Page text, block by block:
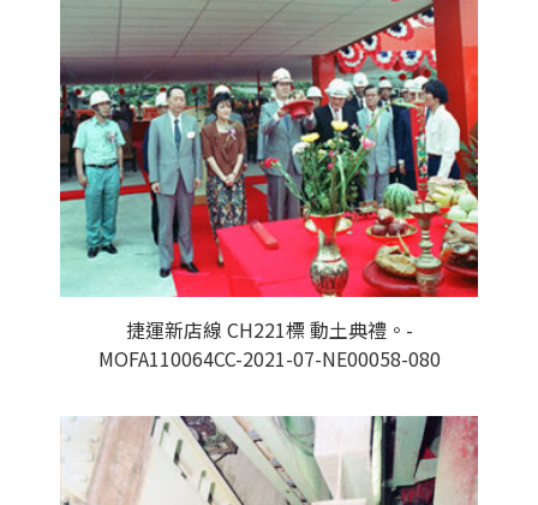
捷運新店線 CH221標 動土典禮。-
MOFA110064CC-2021-07-NE00058-080